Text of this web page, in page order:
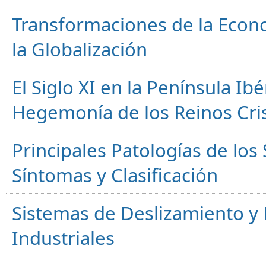
Transformaciones de la
la Globalización
El Siglo XI en la Península
Hegemonía de los Reinos
Principales Patologías de
Síntomas y Clasificación
Sistemas de Deslizamiento
Industriales